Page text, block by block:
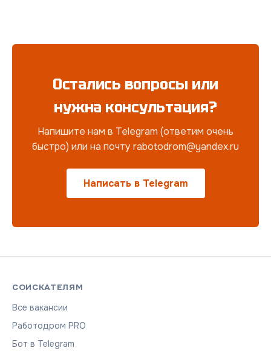
Остались вопросы или
нужна консультация?
Напишите нам в Telegram (ответим очень
быстро) или на почту rabotodrom@yandex.ru
Написать в Telegram
СОИСКАТЕЛЯМ
Все вакансии
Работодром PRO
Бот в Telegram